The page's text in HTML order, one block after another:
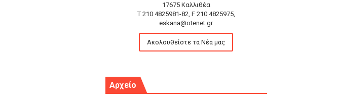
17675 Καλλιθέα
T 210 4825981-82, F 210 4825975,
eskana@otenet.gr
Ακολουθείστε τα Νέα μας
Αρχείο